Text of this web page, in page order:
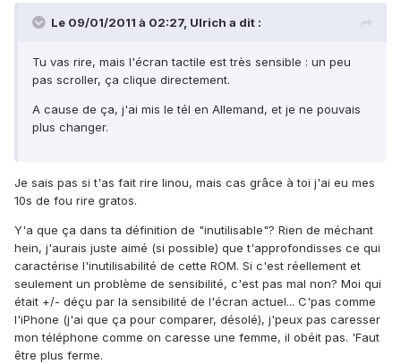
Le 09/01/2011 à 02:27, Ulrich a dit :
Tu vas rire, mais l'écran tactile est très sensible : un peu
pas scroller, ça clique directement.
A cause de ça, j'ai mis le tél en Allemand, et je ne pouvais
plus changer.
Je sais pas si t'as fait rire linou, mais cas grâce à toi j'ai eu mes
10s de fou rire gratos.
Y'a que ça dans ta définition de "inutilisable"? Rien de méchant
hein, j'aurais juste aimé (si possible) que t'approfondisses ce qui
caractérise l'inutilisabilité de cette ROM. Si c'est réellement et
seulement un problème de sensibilité, c'est pas mal non? Moi qui
était +/- déçu par la sensibilité de l'écran actuel... C'pas comme
l'iPhone (j'ai que ça pour comparer, désolé), j'peux pas caresser
mon téléphone comme on caresse une femme, il obéit pas. 'Faut
être plus ferme.